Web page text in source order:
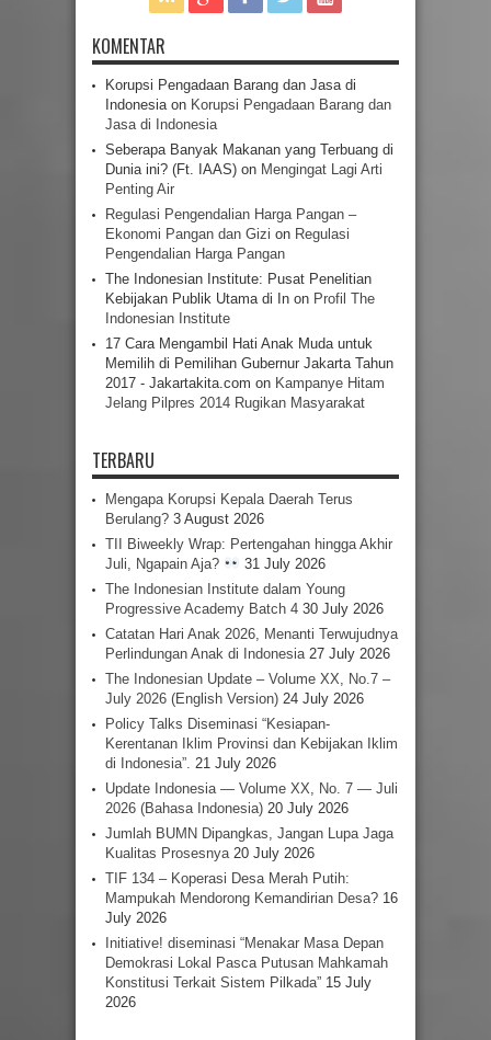
KOMENTAR
Korupsi Pengadaan Barang dan Jasa di
Indonesia on Korupsi Pengadaan Barang dan
Jasa di Indonesia
Seberapa Banyak Makanan yang Terbuang di
Dunia ini? (Ft. IAAS) on Mengingat Lagi Arti
Penting Air
Regulasi Pengendalian Harga Pangan –
Ekonomi Pangan dan Gizi on Regulasi
Pengendalian Harga Pangan
The Indonesian Institute: Pusat Penelitian
Kebijakan Publik Utama di In on Profil The
Indonesian Institute
17 Cara Mengambil Hati Anak Muda untuk
Memilih di Pemilihan Gubernur Jakarta Tahun
2017 - Jakartakita.com on Kampanye Hitam
Jelang Pilpres 2014 Rugikan Masyarakat
TERBARU
Mengapa Korupsi Kepala Daerah Terus
Berulang? 3 August 2026
TII Biweekly Wrap: Pertengahan hingga Akhir
Juli, Ngapain Aja?
31 July 2026
The Indonesian Institute dalam Young
Progressive Academy Batch 4 30 July 2026
Catatan Hari Anak 2026, Menanti Terwujudnya
Perlindungan Anak di Indonesia 27 July 2026
The Indonesian Update – Volume XX, No.7 –
July 2026 (English Version) 24 July 2026
Policy Talks Diseminasi “Kesiapan-
Kerentanan Iklim Provinsi dan Kebijakan Iklim
di Indonesia”. 21 July 2026
Update Indonesia — Volume XX, No. 7 — Juli
2026 (Bahasa Indonesia) 20 July 2026
Jumlah BUMN Dipangkas, Jangan Lupa Jaga
Kualitas Prosesnya 20 July 2026
TIF 134 – Koperasi Desa Merah Putih:
Mampukah Mendorong Kemandirian Desa? 16
July 2026
Initiative! diseminasi “Menakar Masa Depan
Demokrasi Lokal Pasca Putusan Mahkamah
Konstitusi Terkait Sistem Pilkada” 15 July
2026